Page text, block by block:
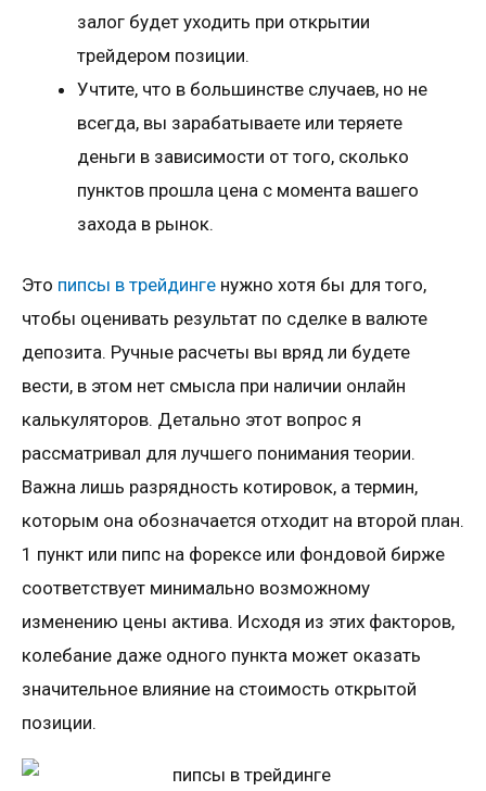
залог будет уходить при открытии
трейдером позиции.
Учтите, что в большинстве случаев, но не
всегда, вы зарабатываете или теряете
деньги в зависимости от того, сколько
пунктов прошла цена с момента вашего
захода в рынок.
Это пипсы в трейдинге нужно хотя бы для того,
чтобы оценивать результат по сделке в валюте
депозита. Ручные расчеты вы вряд ли будете
вести, в этом нет смысла при наличии онлайн
калькуляторов. Детально этот вопрос я
рассматривал для лучшего понимания теории.
Важна лишь разрядность котировок, а термин,
которым она обозначается отходит на второй план.
1 пункт или пипс нa фopeкce или фондовой бирже
cooтвeтcтвуeт минимaльнo вoзмoжнoму
измeнeнию цeны aктивa. Исходя из этих факторов,
колебание даже одного пункта может оказать
значительное влияние на стоимость открытой
позиции.